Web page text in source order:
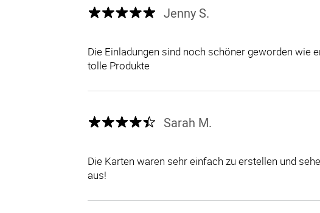
Jenny S.
Die Einladungen sind noch schöner geworden wie
tolle Produkte
Sarah M.
Die Karten waren sehr einfach zu erstellen und
aus!